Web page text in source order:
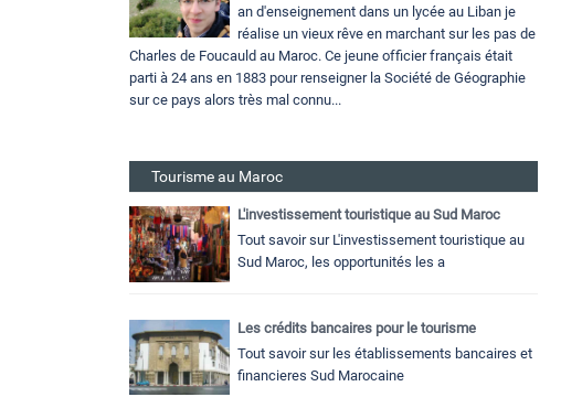
an d'enseignement dans un lycée au Liban je
réalise un vieux rêve en marchant sur les pas de
Charles de Foucauld au Maroc. Ce jeune officier français était
parti à 24 ans en 1883 pour renseigner la Société de Géographie
sur ce pays alors très mal connu...
Tourisme au Maroc
L'investissement touristique au Sud Maroc
Tout savoir sur L'investissement touristique au
Sud Maroc, les opportunités les a
Les crédits bancaires pour le tourisme
Tout savoir sur les établissements bancaires et
financieres Sud Marocaine